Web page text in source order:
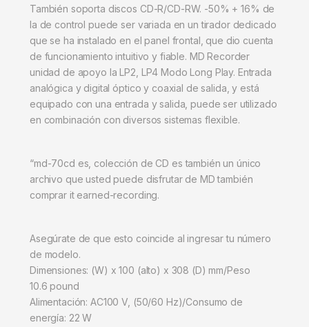
También soporta discos CD-R/CD-RW. -50% + 16% de
la de control puede ser variada en un tirador dedicado
que se ha instalado en el panel frontal, que dio cuenta
de funcionamiento intuitivo y fiable. MD Recorder
unidad de apoyo la LP2, LP4 Modo Long Play. Entrada
analógica y digital óptico y coaxial de salida, y está
equipado con una entrada y salida, puede ser utilizado
en combinación con diversos sistemas flexible.
“md-70cd es, colección de CD es también un único
archivo que usted puede disfrutar de MD también
comprar it earned-recording.
Asegúrate de que esto coincide al ingresar tu número
de modelo.
Dimensiones: (W) x 100 (alto) x 308 (D) mm/Peso
10.6 pound
Alimentación: AC100 V, (50/60 Hz)/Consumo de
energía: 22 W